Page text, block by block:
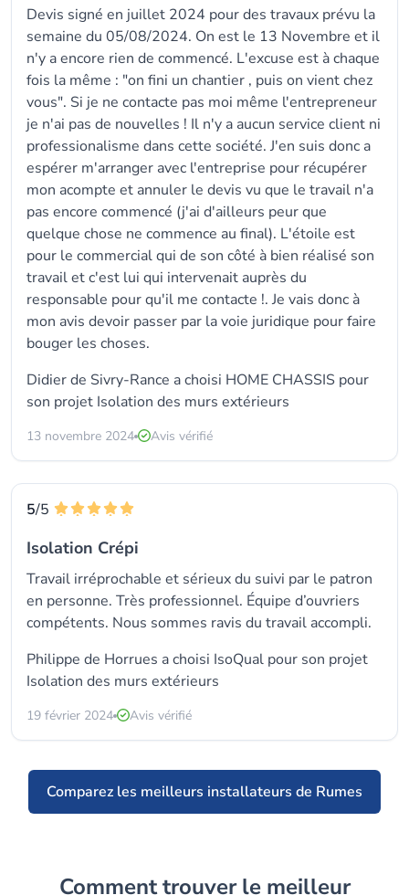
Devis signé en juillet 2024 pour des travaux prévu la
semaine du 05/08/2024. On est le 13 Novembre et il
n'y a encore rien de commencé. L'excuse est à chaque
fois la même : "on fini un chantier , puis on vient chez
vous". Si je ne contacte pas moi même l'entrepreneur
je n'ai pas de nouvelles ! Il n'y a aucun service client ni
professionalisme dans cette société. J'en suis donc a
espérer m'arranger avec l'entreprise pour récupérer
mon acompte et annuler le devis vu que le travail n'a
pas encore commencé (j'ai d'ailleurs peur que
quelque chose ne commence au final). L'étoile est
pour le commercial qui de son côté à bien réalisé son
travail et c'est lui qui intervenait auprès du
responsable pour qu'il me contacte !. Je vais donc à
mon avis devoir passer par la voie juridique pour faire
bouger les choses.
Didier de Sivry-Rance a choisi HOME CHASSIS pour
son projet Isolation des murs extérieurs
13 novembre 2024 Avis vérifié
5/5
Isolation Crépi
Travail irréprochable et sérieux du suivi par le patron
en personne. Très professionnel. Équipe d’ouvriers
compétents. Nous sommes ravis du travail accompli.
Philippe de Horrues a choisi IsoQual pour son projet
Isolation des murs extérieurs
19 février 2024 Avis vérifié
Comparez les meilleurs installateurs de Rumes
Comment trouver le meilleur